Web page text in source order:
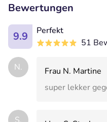
Bewertungen
9.9
Perfekt
51
N.
Frau N. Martine
super lekker